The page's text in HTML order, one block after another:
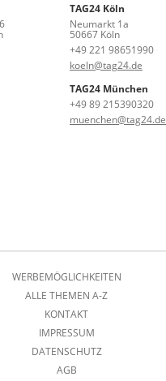
TAG24 Köln
Neumarkt 1a
50667 Köln
+49 221 98651990
koeln@tag24.de
TAG24 München
+49 89 215390320
muenchen@tag24.de
WERBEMÖGLICHKEITEN
ALLE THEMEN A-Z
KONTAKT
IMPRESSUM
DATENSCHUTZ
AGB